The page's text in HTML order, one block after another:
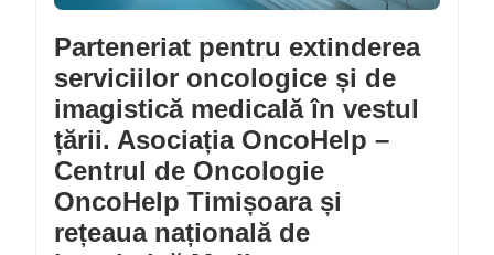
Parteneriat pentru extinderea
serviciilor oncologice și de
imagistică medicală în vestul
țării. Asociația OncoHelp –
Centrul de Oncologie
OncoHelp Timișoara și
rețeaua națională de